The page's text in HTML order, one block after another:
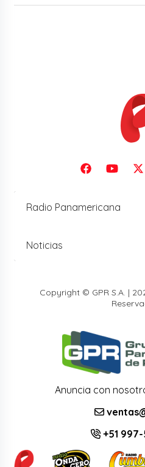
Radio Panamericana
Noticias
Copyright © GPR S.A. |
Anuncia con
+51